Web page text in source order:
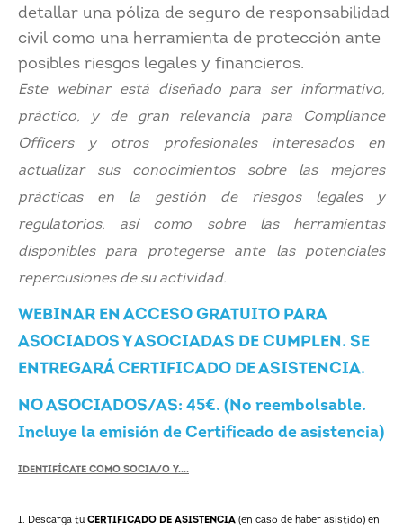
detallar una póliza de seguro de responsabilidad
civil como una herramienta de protección ante
posibles riesgos legales y financieros.
Este webinar está diseñado para ser informativo,
práctico, y de gran relevancia para Compliance
Officers y otros profesionales interesadosen
actualizar sus conocimientos sobre las mejores
prácticas en la gestión de riesgos legales y
regulatorios, así como sobre las herramientas
disponibles para protegerse ante las potenciales
repercusiones de su actividad.
WEBINAR EN ACCESO GRATUITO PARA
ASOCIADOS Y ASOCIADAS DE CUMPLEN. SE
ENTREGARÁ CERTIFICADO DE ASISTENCIA.
NO ASOCIADOS/AS: 45€. (No reembolsable.
Incluye la emisión de Certificado de asistencia)
IDENTIFÍCATE COMO SOCIA/O Y....
1. Descarga tu CERTIFICADO DE ASISTENCIA (en caso de haber asistido) en